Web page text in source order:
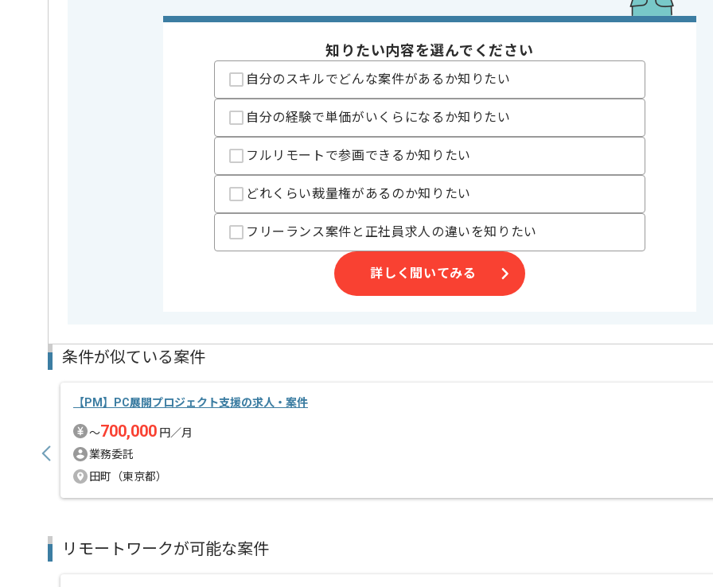
ベンダーコントロール
担当領域/システム
20代活躍中 , 30代活躍中 , 長期プロジェクト
精算基準時間
140時間〜180時間
支払いサイト
15日
ご経験と実績に応じて別案件のご提案も差し上げる場合がございます。
知りたい内容を選んでください
自分のスキルでどんな案件があるか知りたい
自分の経験で単価がいくらになるか知りたい
フルリモートで参画できるか知りたい
どれくらい裁量権があるのか知りたい
フリーランス案件と正社員求人の違いを知りたい
詳しく聞いてみる
条件が似ている案件
【PM】PC展開プロジェクト支援の求人・案件
〜700,000 円／月
業務委託
田町（東京都）
リモートワークが可能な案件